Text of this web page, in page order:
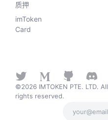
质押
imToken
Card
©2026 IMTOKEN PTE. LTD. All
rights reserved.